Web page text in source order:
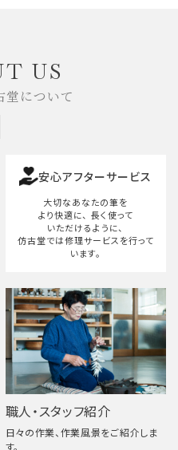
検索する
US
堂について
安心アフターサービス
大切なあなたの筆を
より快適に、 長く使って
いただけるように、
仿古堂では修理サービスを行って
います。
職人・スタッフ紹介
日々の作業、作業風景をご紹介しま